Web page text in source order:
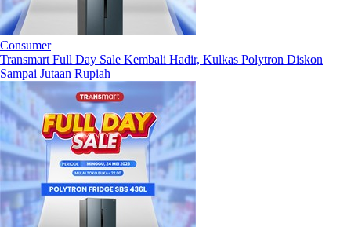
Consumer
Transmart Full Day Sale Kembali Hadir, Kulkas Polytron Diskon
Sampai Jutaan Rupiah